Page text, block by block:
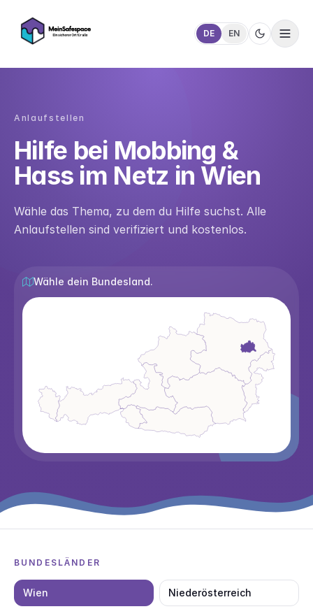
DE EN
Anlaufstellen
Hilfe bei Mobbing &
Hass im Netz in Wien
Wähle das Thema, zu dem du Hilfe suchst. Alle
Anlaufstellen sind verifiziert und kostenlos.
Wähle dein Bundesland.
BUNDESLÄNDER
Wien Niederösterreich